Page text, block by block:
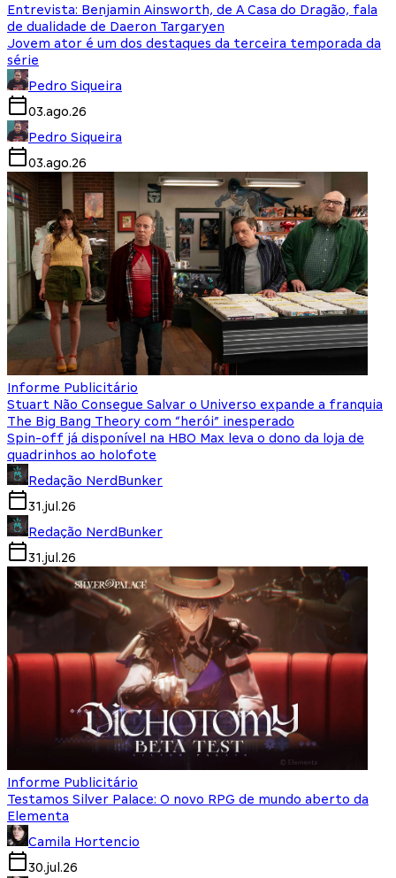
Entrevista: Benjamin Ainsworth, de A Casa do Dragão, fala
de dualidade de Daeron Targaryen
Jovem ator é um dos destaques da terceira temporada da
série
Pedro Siqueira
03.ago.26
Pedro Siqueira
03.ago.26
Informe Publicitário
Stuart Não Consegue Salvar o Universo expande a franquia
The Big Bang Theory com “herói” inesperado
Spin-off já disponível na HBO Max leva o dono da loja de
quadrinhos ao holofote
Redação NerdBunker
31.jul.26
Redação NerdBunker
31.jul.26
Informe Publicitário
Testamos Silver Palace: O novo RPG de mundo aberto da
Elementa
Camila Hortencio
30.jul.26